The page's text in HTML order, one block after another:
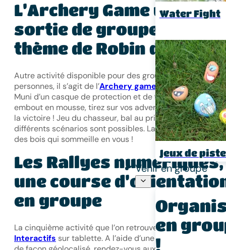
Water Fight
Jeux de piste
Venir en groupe
en
!
L’Archery Game une
sortie de groupe sur le
thème de Robin des Bois
Autre activité disponible pour des groupes de minimum
personnes, il s’agit de l’Archery gameà partir de 9 ans.
Muni d’un casque de protection et de flèches avec un
embout en mousse, tirez sur vos adversaires et
la victoire ! Jeu du chasseur, bal au prisonnier, béret…
différents scénarios sont possibles. Laissez parler le
des bois qui sommeille en vous !
Les Rallyes numériques,
une course
en groupe
La cinquième activité que l’on retrouve sont les
Rallyes
Interactifs sur tablette. A l’aide d’une tablette